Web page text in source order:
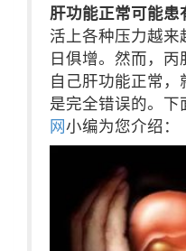
肝功能正常可能患
活上各种压力越
日俱增。然而，
自己肝功能正常
是完全错误的。下
网小编为您介绍：